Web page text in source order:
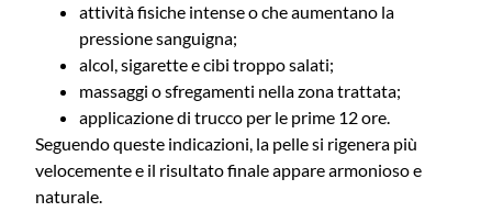
attività fisiche intense o che aumentano la
pressione sanguigna;
alcol, sigarette e cibi troppo salati;
massaggi o sfregamenti nella zona trattata;
applicazione di trucco per le prime 12 ore.
Seguendo queste indicazioni, la pelle si rigenera più
velocemente e il risultato finale appare armonioso e
naturale.